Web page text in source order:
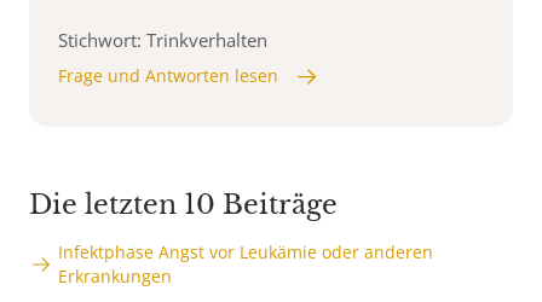
Stichwort: Trinkverhalten
Frage und Antworten lesen
Die letzten 10 Beiträge
Infektphase Angst vor Leukämie oder anderen
Erkrankungen